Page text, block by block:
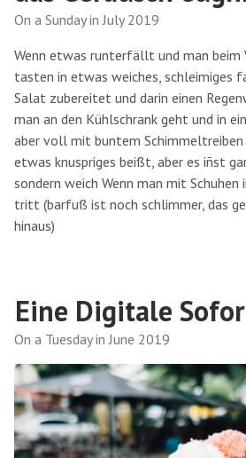
On a Sunday in July 2019
Wenn etwas runterfällt und man beim
tasten in etwas weiches, schleimiges
Salat zubereitet und darin einen
man an den Kühlschrank geht und in
aber voll mit buntem
etwas knuspriges beißt, aber es iñst
sondern weich Wenn man mit Schuhen
tritt (barfuß ist noch schlimmer, das
hinaus)
Eine Digitale
On a Tuesday in June 2019